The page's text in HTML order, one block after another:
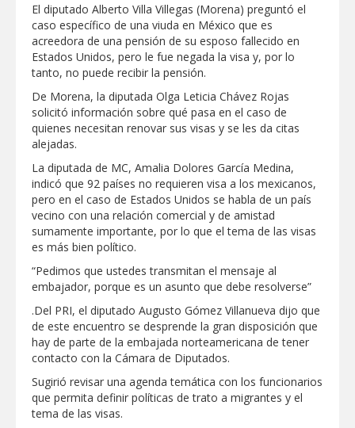
El diputado Alberto Villa Villegas (Morena) preguntó el
caso específico de una viuda en México que es
acreedora de una pensión de su esposo fallecido en
Estados Unidos, pero le fue negada la visa y, por lo
tanto, no puede recibir la pensión.
De Morena, la diputada Olga Leticia Chávez Rojas
solicitó información sobre qué pasa en el caso de
quienes necesitan renovar sus visas y se les da citas
alejadas.
La diputada de MC, Amalia Dolores García Medina,
indicó que 92 países no requieren visa a los mexicanos,
pero en el caso de Estados Unidos se habla de un país
vecino con una relación comercial y de amistad
sumamente importante, por lo que el tema de las visas
es más bien político.
“Pedimos que ustedes transmitan el mensaje al
embajador, porque es un asunto que debe resolverse”
.Del PRI, el diputado Augusto Gómez Villanueva dijo que
de este encuentro se desprende la gran disposición que
hay de parte de la embajada norteamericana de tener
contacto con la Cámara de Diputados.
Sugirió revisar una agenda temática con los funcionarios
que permita definir políticas de trato a migrantes y el
tema de las visas.